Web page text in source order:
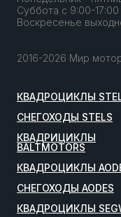
Суббота с 9:00-17:00
Воскресенье
2016-2026 Мир
КВАДРОЦИКЛЫ
СНЕГОХОДЫ STELS
КВАДРИЦИКЛЫ
BALTMOTORS
КВАДРОЦИКЛЫ
СНЕГОХОДЫ AODES
КВАДРОЦИКЛЫ